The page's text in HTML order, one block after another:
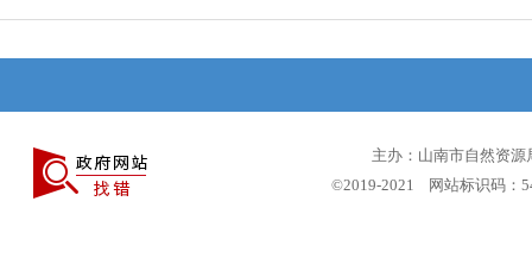
主办：山南市自然资
©2019-2021 网站标识码：